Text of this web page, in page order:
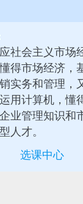
社会主义市场
得市场经济，
实务和管理，
用计算机，懂
业管理知识和
人才。
选课中心